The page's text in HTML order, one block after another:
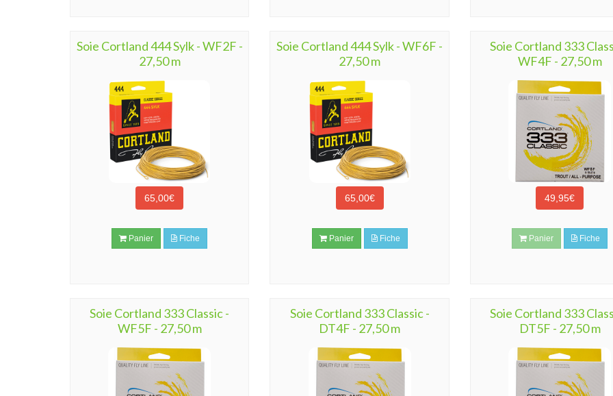
Soie Cortland 444 Sylk - WF2F -
27,50 m
65,00€
Panier Fiche
Soie Cortland 444 Sylk - WF6F -
27,50 m
65,00€
Panier Fiche
Soie Cortland 333
WF4F - 27,50 m
49,95€
Panier Fiche
Soie Cortland 333 Classic -
WF5F - 27,50 m
Soie Cortland 333 Classic -
DT4F - 27,50 m
Soie Cortland 333
DT5F - 27,50 m